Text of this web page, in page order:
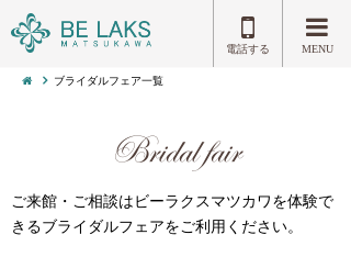
電話する MENU
ブライダルフェア一覧
Bridal fair
ご来館・ご相談はビーラクスマツカワを体験で
きるブライダルフェアをご利用ください。